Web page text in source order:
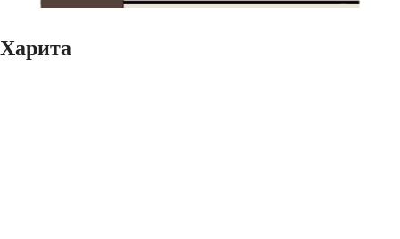
Харита